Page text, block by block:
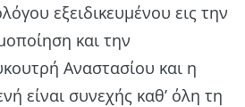
εξειδικευμένου εις την
και την
Αναστασίου και η
είναι συνεχής καθ’ όλη τη